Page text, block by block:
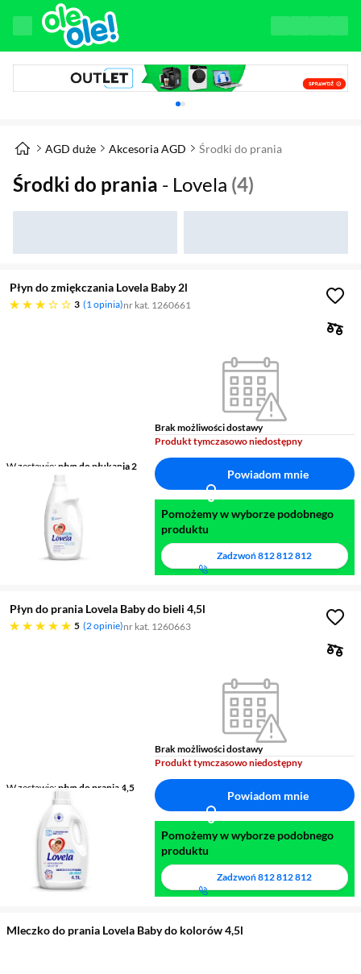
Karuzela z banerami, aktualny element 1 z
AGD duże Akcesoria AGD Środki do prania
Środki do prania - Lovela (4)
Płyn do zmiękczania Lovela Baby 2l
3
trzy gwiazdki 1 opinia nr kat. 1260661
W zestawie płyn do płukania 2
Brak możliwości dostawy
Produkt tymczasowo niedostępny
Powiadom mnie
Pomożemy w wyborze podobnego
produktu
Zadzwoń812 812 812
Płyn do prania Lovela Baby do bieli 4,5l
5
pięć gwiazdek 2 opinie nr kat. 1260663
W zestawie płyn do prania 4,5
Brak możliwości dostawy
Produkt tymczasowo niedostępny
Powiadom mnie
Pomożemy w wyborze podobnego
produktu
Zadzwoń812 812 812
Mleczko do prania Lovela Baby do kolorów 4,5l